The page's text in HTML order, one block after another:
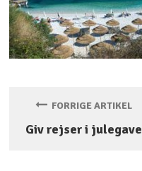
FORRIGE ARTIKEL
Giv rejser i julegave